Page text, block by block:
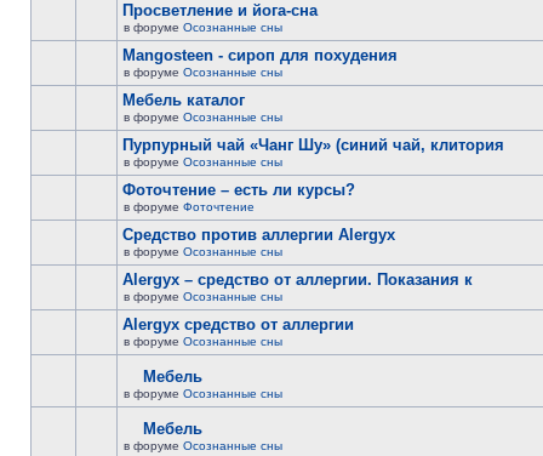
Просветление и йога-сна
в форуме Осознанные сны
Mangosteen - сироп для похудения
в форуме Осознанные сны
Мебель каталог
в форуме Осознанные сны
Пурпурный чай «Чанг Шу» (синий чай, клитория
в форуме Осознанные сны
Фоточтение – есть ли курсы?
в форуме Фоточтение
Cредство против аллергии Alergyx
в форуме Осознанные сны
Alergyx – средство от аллергии. Показания к
в форуме Осознанные сны
Alergyx средство от аллергии
в форуме Осознанные сны
Мебель
в форуме Осознанные сны
Мебель
в форуме Осознанные сны